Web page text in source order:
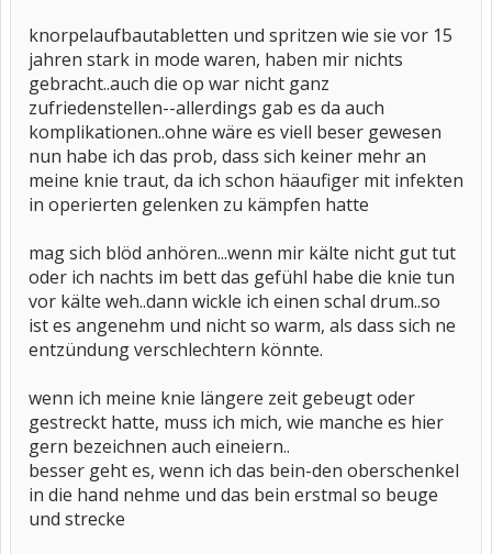
knorpelaufbautabletten und spritzen wie sie vor 15
jahren stark in mode waren, haben mir nichts
gebracht..auch die op war nicht ganz
zufriedenstellen--allerdings gab es da auch
komplikationen..ohne wäre es viell beser gewesen
nun habe ich das prob, dass sich keiner mehr an
meine knie traut, da ich schon häaufiger mit infekten
in operierten gelenken zu kämpfen hatte
mag sich blöd anhören...wenn mir kälte nicht gut tut
oder ich nachts im bett das gefühl habe die knie tun
vor kälte weh..dann wickle ich einen schal drum..so
ist es angenehm und nicht so warm, als dass sich ne
entzündung verschlechtern könnte.
wenn ich meine knie längere zeit gebeugt oder
gestreckt hatte, muss ich mich, wie manche es hier
gern bezeichnen auch eineiern..
besser geht es, wenn ich das bein-den oberschenkel
in die hand nehme und das bein erstmal so beuge
und strecke